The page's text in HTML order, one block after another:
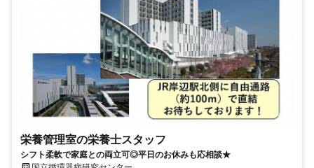
栄養管理室の栄養士スタッフ
シフト柔軟で家庭との両立可◎平日のお休みも応相談★